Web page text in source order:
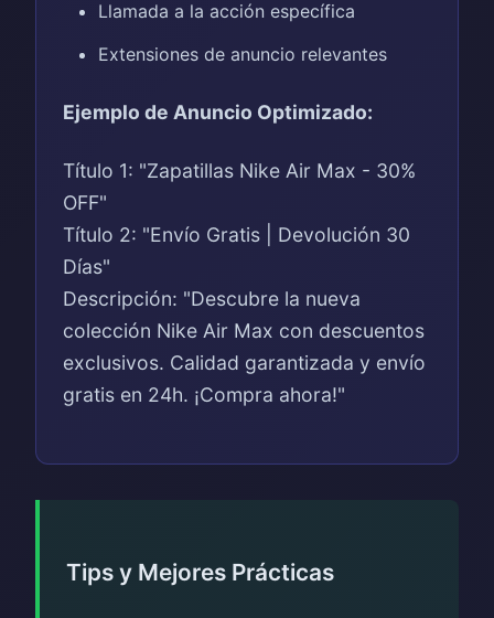
Llamada a la acción específica
Extensiones de anuncio relevantes
Ejemplo de Anuncio Optimizado:
Título 1: "Zapatillas Nike Air Max - 30%
OFF"
Título 2: "Envío Gratis | Devolución 30
Días"
Descripción: "Descubre la nueva
colección Nike Air Max con descuentos
exclusivos. Calidad garantizada y envío
gratis en 24h. ¡Compra ahora!"
Tips y Mejores Prácticas